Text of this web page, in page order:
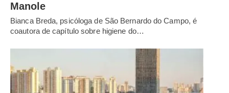
Manole
Bianca Breda, psicóloga de São Bernardo do Campo, é
coautora de capítulo sobre higiene do…